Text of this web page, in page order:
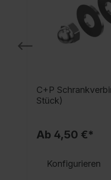
C+P
Stück)
Ab 4,50 €*
Konfigurieren